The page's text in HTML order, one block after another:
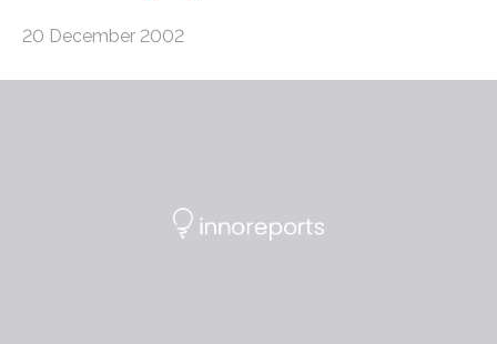
20 December 2002